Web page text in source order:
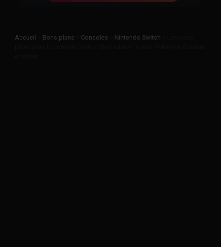
Accueil Bons plans Consoles Nintendo Switch